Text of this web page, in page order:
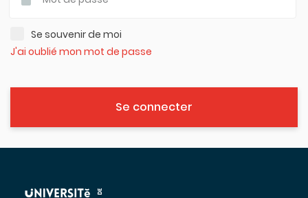
Se souvenir de moi
J'ai oublié mon mot de passe
Se connecter